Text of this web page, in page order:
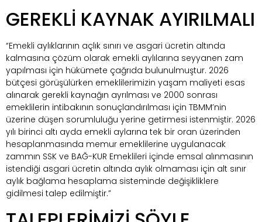
GEREKLİ KAYNAK AYIRILMALI
“Emekli aylıklarının açlık sınırı ve asgari ücretin altında
kalmasına çözüm olarak emekli aylılarına seyyanen zam
yapılması için hükümete çağrıda bulunulmuştur. 2026
bütçesi görüşülürken emeklilerimizin yaşam maliyeti esas
alınarak gerekli kaynağın ayrılması ve 2000 sonrası
emeklilerin intibakının sonuçlandırılması için TBMM’nin
üzerine düşen sorumluluğu yerine getirmesi istenmiştir. 2026
yılı birinci altı ayda emekli aylarına tek bir oran üzerinden
hesaplanmasında memur emeklilerine uygulanacak
zammın SSK ve BAĞ-KUR Emeklileri içinde emsal alınmasının
istendiği asgari ücretin altında aylık olmaması için alt sınır
aylık bağlama hesaplama sisteminde değişikliklere
gidilmesi talep edilmiştir.”